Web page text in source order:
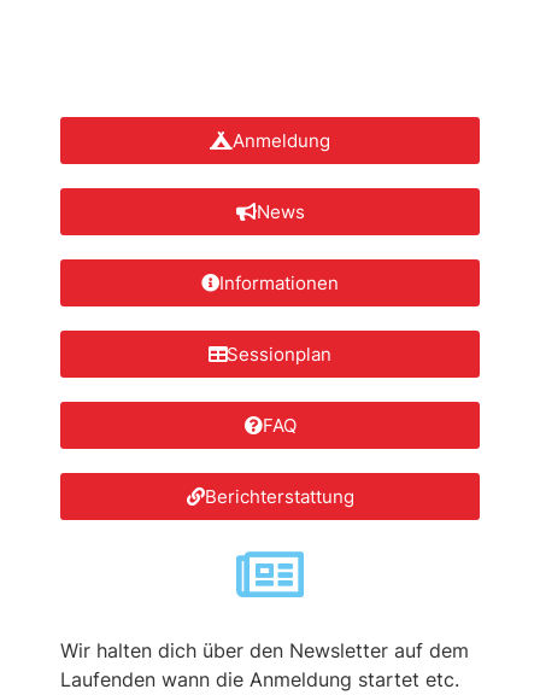
Anmeldung
News
Informationen
Sessionplan
FAQ
Berichterstattung
Wir halten dich über den Newsletter auf dem
Laufenden wann die Anmeldung startet etc.